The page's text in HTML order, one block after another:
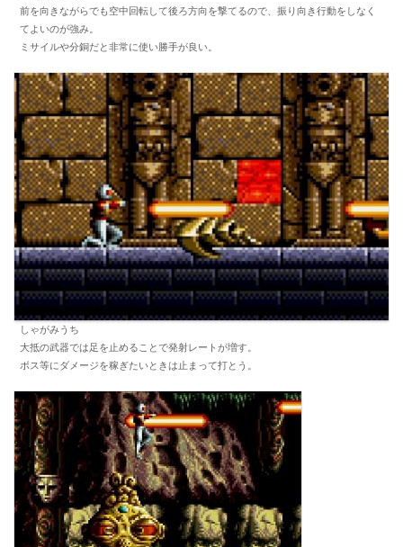
前を向きながらでも空中回転して後ろ方向を撃てるので、振り向き行動をしなく
てよいのが強み。
ミサイルや分銅だと非常に使い勝手が良い。
しゃがみうち
大抵の武器では足を止めることで発射レートが増す。
ボス等にダメージを稼ぎたいときは止まって打とう。